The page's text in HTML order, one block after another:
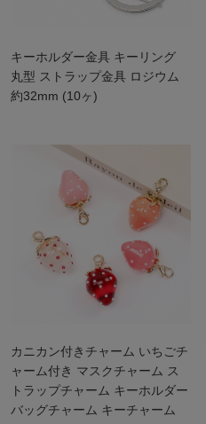
キーホルダー金具 キーリング
丸型 ストラップ金具 ロジウム
約32mm (10ヶ)
カニカン付きチャーム いちごチ
ャーム付き マスクチャーム ス
トラップチャーム キーホルダー
バッグチャーム キーチャーム